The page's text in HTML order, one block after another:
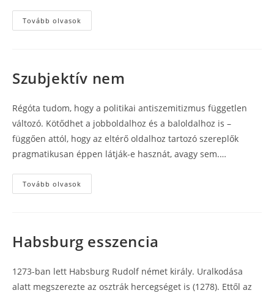
Tovább olvasok
esszencialitás
Szubjektív nem
Régóta tudom, hogy a politikai antiszemitizmus független
változó. Kötődhet a jobboldalhoz és a baloldalhoz is –
függően attól, hogy az eltérő oldalhoz tartozó szereplők
pragmatikusan éppen látják-e hasznát, avagy sem.…
Tovább olvasok
nem
Habsburg esszencia
1273-ban lett Habsburg Rudolf német király. Uralkodása
alatt megszerezte az osztrák hercegséget is (1278). Ettől az